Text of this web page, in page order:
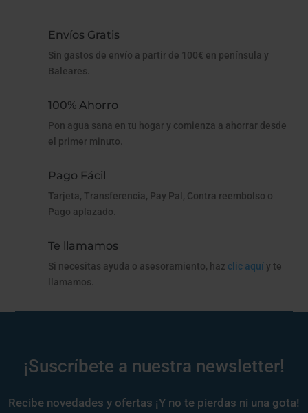
Envíos Gratis
Sin gastos de envío a partir de 100€ en península y
Baleares.
100% Ahorro
Pon agua sana en tu hogar y comienza a ahorrar desde
el primer minuto.
Pago Fácil
Tarjeta, Transferencia, Pay Pal, Contra reembolso o
Pago aplazado.
Te llamamos
Si necesitas ayuda o asesoramiento, haz clic aquíy te
llamamos.
¡Suscríbete a nuestra newsletter!
Recibe novedades y ofertas ¡Y no te pierdas ni una gota!